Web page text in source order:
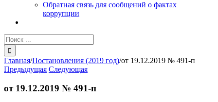
Обратная связь для сообщений о фактах
коррупции
Результат
поиска:
Главная/Постановления (2019 год)/от 19.12.2019 № 491-п
Предыдущая Следующая
от 19.12.2019 № 491-п